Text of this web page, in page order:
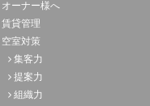
オーナー様へ
賃貸管理
空室対策
集客力
提案力
組織力